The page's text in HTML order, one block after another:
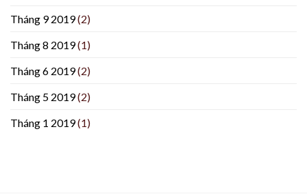
Tháng 9 2019(2)
Tháng 8 2019(1)
Tháng 6 2019(2)
Tháng 5 2019(2)
Tháng 1 2019(1)